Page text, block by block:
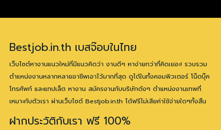
Bestjob.in.th เบสจ๊อบในไทย
เว็บไซต์หางานแนวใหม่ที่มีแนวคิดว่า งานดีๆ หาง่ายกว่าที่คิดเยอะ! รวบรวม
ตำแหน่งงานหลากหลายอาชีพเอาไว้มากที่สุด ดูได้ในทั้งคอมพิวเตอร์ โน็ตบุ๊ค
โทรศัพท์ และแทปเล็ต หางาน สมัครงานกับบริษัทดังๆ ตำแหน่งงานเทพที่
เหมาะกับตัวเรา ผ่านเว็บไซต์ Bestjob.in.th ได้ฟรีไม่เสียค่าใช้จ่ายใดๆทั้งสิ้น
ฝากประวัติกับเรา ฟรี 100%